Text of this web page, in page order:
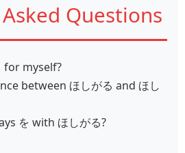
Questions
for myself?
between ほしがる and ほし
を with ほしがる?